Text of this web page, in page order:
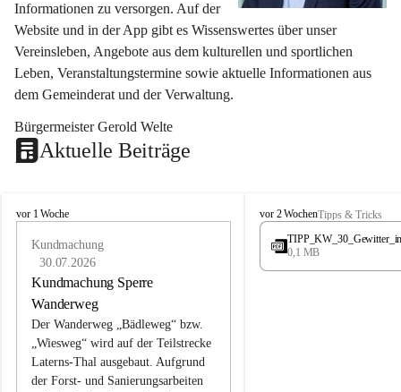
Informationen zu versorgen. Auf der
Website und in der App gibt es Wissenswertes über unser
Vereinsleben, Angebote aus dem kulturellen und sportlichen
Leben, Veranstaltungstermine sowie aktuelle Informationen aus
dem Gemeinderat und der Verwaltung.
Bürgermeister Gerold Welte
Aktuelle Beiträge
L
vor 1 Woche
Kundmachung
30.07.2026
Kundmachung Sperre
Wanderweg
Der Wanderweg „Bädleweg“ bzw.
„Wiesweg“ wird auf der Teilstrecke
Laterns-Thal ausgebaut. Aufgrund
der Forst- und Sanierungsarbeiten
L
a
e
vor 2 WochenTipps & Tricks
0,1 MB